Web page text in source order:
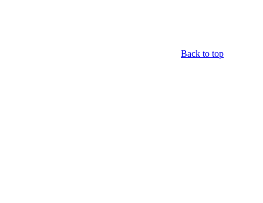
Back to top